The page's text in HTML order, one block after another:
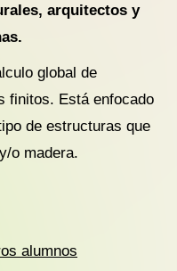
arquitectos y
global de
finitos. Está enfocado
de estructuras que
o madera.
alumnos